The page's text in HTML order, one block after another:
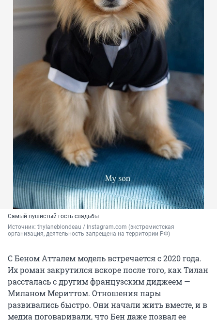
Самый пушистый гость свадьбы
Источник: thylaneblondeau / Instagram.com (экстремистская
организация, деятельность запрещена на территории РФ)
С Беном Атталем модель встречается с 2020 года.
Их роман закрутился вскоре после того, как Тилан
рассталась с другим французским диджеем —
Миланом Мериттом. Отношения пары
развивались быстро. Они начали жить вместе, и в
медиа поговаривали, что Бен даже позвал ее